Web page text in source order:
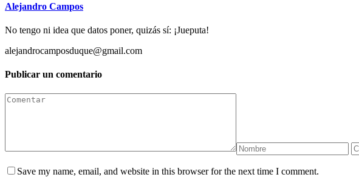
Alejandro Campos
No tengo ni idea que datos poner, quizás sí: ¡Jueputa!
alejandrocamposduque@gmail.com
Publicar un comentario
Save my name, email, and website in this browser for the next time I comment.